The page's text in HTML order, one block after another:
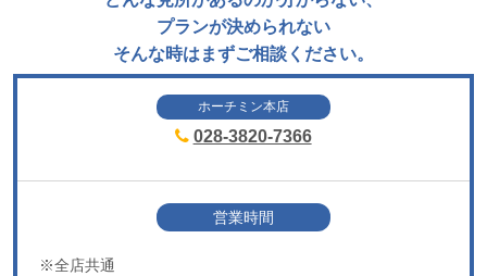
プランが決められない
そんな時はまずご相談ください。
ホーチミン本店
028-3820-7366
営業時間
※全店共通